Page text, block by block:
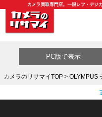
カメラ買取専門店。一眼レフ・デジ
買取カテゴリ一覧
PC版で表示
カメラのリサマイTOP> OLYMPUS